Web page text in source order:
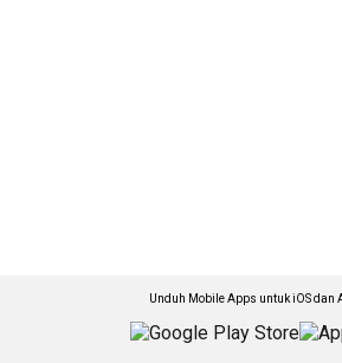
Unduh Mobile Apps untuk iOS dan